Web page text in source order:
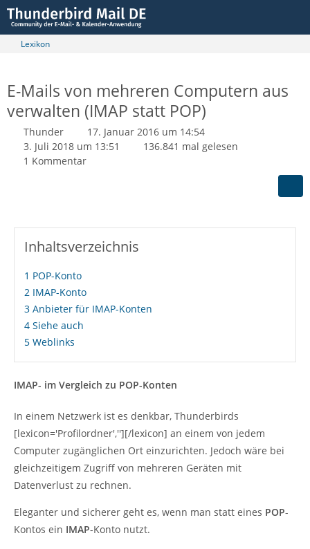
Lexikon
E-Mails von mehreren Computern aus
verwalten (IMAP statt POP)
Thunder
17. Januar 2016 um 14:54
3. Juli 2018 um 13:51
136.841 mal gelesen
1 Kommentar
Inhaltsverzeichnis
1 POP-Konto
2 IMAP-Konto
3 Anbieter für IMAP-Konten
4 Siehe auch
5 Weblinks
IMAP- im Vergleich zu POP-Konten
In einem Netzwerk ist es denkbar, Thunderbirds
[lexicon='Profilordner',''][/lexicon] an einem von jedem
Computer zugänglichen Ort einzurichten. Jedoch wäre bei
gleichzeitigem Zugriff von mehreren Geräten mit
Datenverlust zu rechnen.
Eleganter und sicherer geht es, wenn man statt eines POP-
Kontos ein IMAP-Konto nutzt.